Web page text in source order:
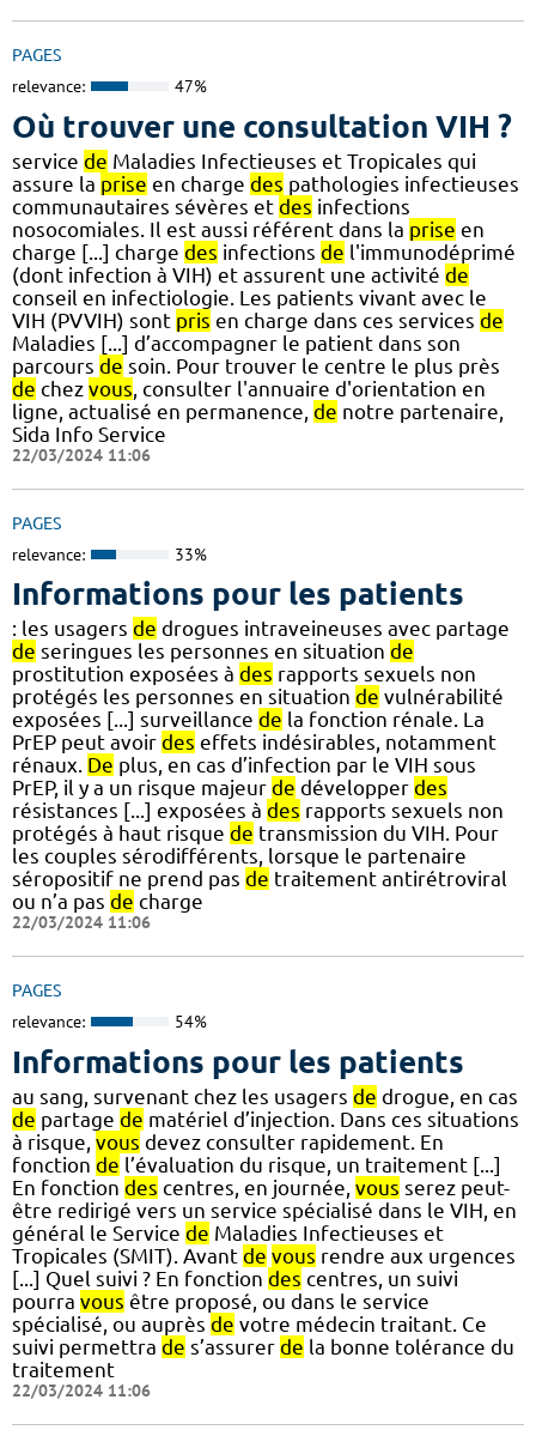
PAGES
relevance: 47%
Où trouver une consultation VIH ?
service de Maladies Infectieuses et Tropicales qui
assure la prise en charge des pathologies infectieuses
communautaires sévères et des infections
nosocomiales. Il est aussi référent dans la prise en
charge [...] charge des infections de l'immunodéprimé
(dont infection à VIH) et assurent une activité de
conseil en infectiologie. Les patients vivant avec le
VIH (PVVIH) sont pris en charge dans ces services de
Maladies [...] d’accompagner le patient dans son
parcours de soin. Pour trouver le centre le plus près
de chez vous, consulter l'annuaire d'orientation en
ligne, actualisé en permanence, de notre partenaire,
Sida Info Service
22/03/2024 11:06
PAGES
relevance: 33%
Informations pour les patients
: les usagers de drogues intraveineuses avec partage
de seringues les personnes en situation de
prostitution exposées à des rapports sexuels non
protégés les personnes en situation de vulnérabilité
exposées [...] surveillance de la fonction rénale. La
PrEP peut avoir des effets indésirables, notamment
rénaux. De plus, en cas d’infection par le VIH sous
PrEP, il y a un risque majeur de développer des
résistances [...] exposées à des rapports sexuels non
protégés à haut risque de transmission du VIH. Pour
les couples sérodifférents, lorsque le partenaire
séropositif ne prend pas de traitement antirétroviral
ou n’a pas de charge
22/03/2024 11:06
PAGES
relevance: 54%
Informations pour les patients
au sang, survenant chez les usagers de drogue, en cas
de partage de matériel d’injection. Dans ces situations
à risque, vous devez consulter rapidement. En
fonction de l’évaluation du risque, un traitement [...]
En fonction des centres, en journée, vous serez peut-
être redirigé vers un service spécialisé dans le VIH, en
général le Service de Maladies Infectieuses et
Tropicales (SMIT). Avant de vous rendre aux urgences
[...] Quel suivi ? En fonction des centres, un suivi
pourra vous être proposé, ou dans le service
spécialisé, ou auprès de votre médecin traitant. Ce
suivi permettra de s’assurer de la bonne tolérance du
traitement
22/03/2024 11:06